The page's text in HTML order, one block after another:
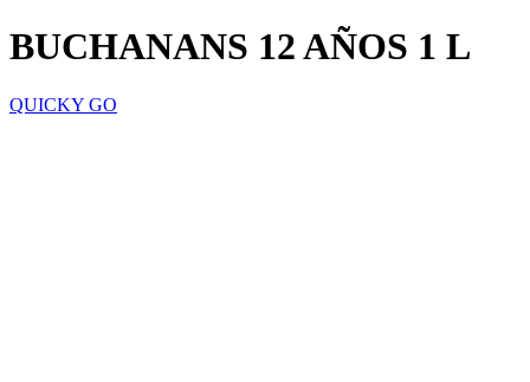
BUCHANANS 12 AÑOS 1 L
QUICKY GO